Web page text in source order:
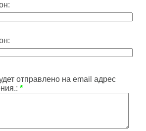
отправлено на email адрес
*